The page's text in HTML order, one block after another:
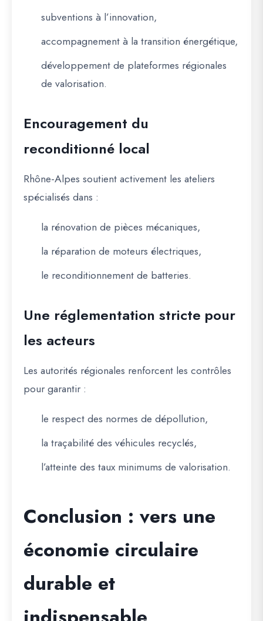
subventions à l’innovation,
accompagnement à la transition énergétique,
développement de plateformes régionales
de valorisation.
Encouragement du
reconditionné local
Rhône-Alpes soutient activement les ateliers
spécialisés dans :
la rénovation de pièces mécaniques,
la réparation de moteurs électriques,
le reconditionnement de batteries.
Une réglementation stricte pour
les acteurs
Les autorités régionales renforcent les contrôles
pour garantir :
le respect des normes de dépollution,
la traçabilité des véhicules recyclés,
l’atteinte des taux minimums de valorisation.
Conclusion : vers une
économie circulaire
durable et